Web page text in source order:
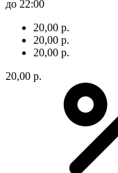
до 22:00
20,00 р.
20,00 р.
20,00 р.
20,00 р.